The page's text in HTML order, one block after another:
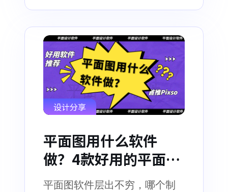
设计分享
平面图用什么软件
做？4款好用的平面图
软件推荐
平面图软件层出不穷，哪个制